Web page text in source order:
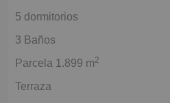
5 dormitorios
3 Baños
Parcela 1.899 m2
Terraza